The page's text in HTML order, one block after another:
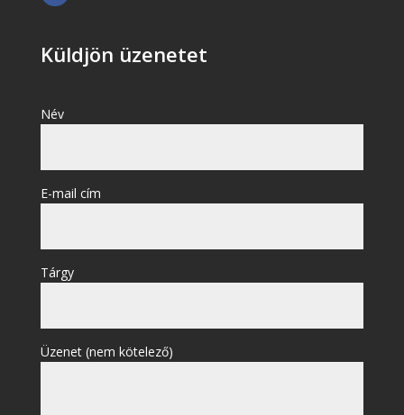
Küldjön üzenetet
Név
E-mail cím
Tárgy
Üzenet (nem kötelező)